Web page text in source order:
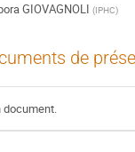
GIOVAGNOLI (IPHC)
de
document.